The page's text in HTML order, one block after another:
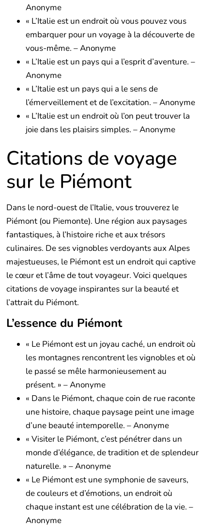
Anonyme
« L’Italie est un endroit où vous pouvez vous
embarquer pour un voyage à la découverte de
vous-même. – Anonyme
« L’Italie est un pays qui a l’esprit d’aventure. –
Anonyme
« L’Italie est un pays qui a le sens de
l’émerveillement et de l’excitation. – Anonyme
« L’Italie est un endroit où l’on peut trouver la
joie dans les plaisirs simples. – Anonyme
Citations de voyage
sur le Piémont
Dans le nord-ouest de l’Italie, vous trouverez le
Piémont (ou Piemonte). Une région aux paysages
fantastiques, à l’histoire riche et aux trésors
culinaires. De ses vignobles verdoyants aux Alpes
majestueuses, le Piémont est un endroit qui captive
le cœur et l’âme de tout voyageur. Voici quelques
citations de voyage inspirantes sur la beauté et
l’attrait du Piémont.
L’essence du Piémont
« Le Piémont est un joyau caché, un endroit où
les montagnes rencontrent les vignobles et où
le passé se mêle harmonieusement au
présent. » – Anonyme
« Dans le Piémont, chaque coin de rue raconte
une histoire, chaque paysage peint une image
d’une beauté intemporelle. – Anonyme
« Visiter le Piémont, c’est pénétrer dans un
monde d’élégance, de tradition et de splendeur
naturelle. » – Anonyme
« Le Piémont est une symphonie de saveurs,
de couleurs et d’émotions, un endroit où
chaque instant est une célébration de la vie. –
Anonyme